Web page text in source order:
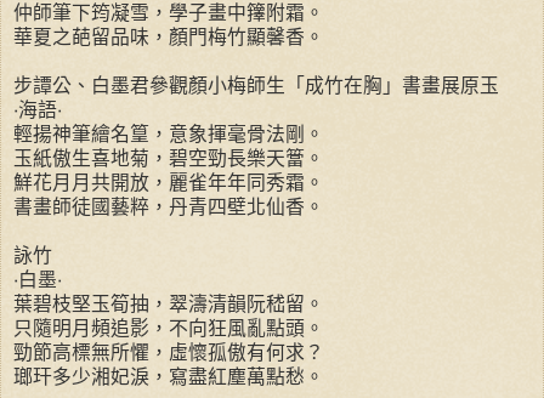
仲師筆下筠凝雪，學子畫中籜附霜。
華夏之葩留品味，顏門梅竹顯馨香。
步譚公、白墨君參觀顏小梅師生「成竹在胸」書畫展原玉
‧海語‧
輕揚神筆繪名篁，意象揮毫骨法剛。
玉紙傲生喜地菊，碧空勁長樂天簹。
鮮花月月共開放，麗雀年年同秀霜。
書畫師徒國藝粹，丹青四壁北仙香。
詠竹
‧白墨‧
葉碧枝堅玉筍抽，翠濤清韻阮嵇留。
只隨明月頻追影，不向狂風亂點頭。
勁節高標無所懼，虛懷孤傲有何求？
瑯玕多少湘妃淚，寫盡紅塵萬點愁。